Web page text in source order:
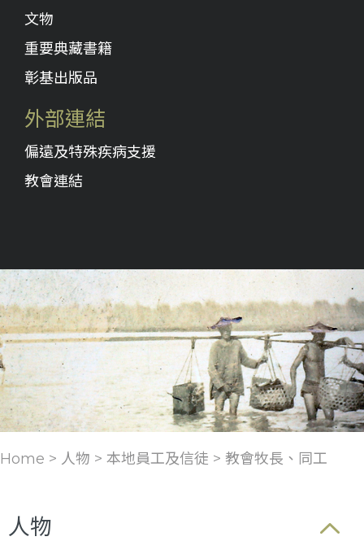
文物
重要典藏書籍
彰基出版品
外部連結
偏遠及特殊疾病支援
教會連結
Home > 人物 > 本地員工及信徒 > 教會牧長、同工
人物